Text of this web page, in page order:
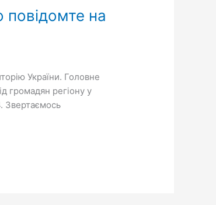
повідомте на
України. Головне
громадян регіону у
Звертаємось